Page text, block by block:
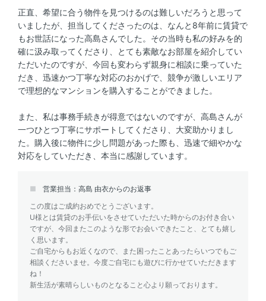
正直、希望に合う物件を見つけるのは難しいだろうと思って
いましたが、担当してくださったのは、なんと8年前に賃貸で
もお世話になった高島さんでした。その当時も私の好みを的
確に汲み取ってくださり、とても素敵なお部屋を紹介してい
ただいたのですが、今回も変わらず親身に相談に乗っていた
だき、迅速かつ丁寧な対応のおかげで、競争が激しいエリア
で理想的なマンションを購入することができました。
また、私は事務手続きが得意ではないのですが、高島さんが
一つひとつ丁寧にサポートしてくださり、大変助かりまし
た。購入後に物件に少し問題があった際も、迅速で細やかな
対応をしていただき、本当に感謝しています。
営業担当：高島 由衣からのお返事
この度はご成約おめでとうございます。
U様とは賃貸のお手伝いをさせていただいた時からのお付き合い
ですが、今回またこのような形でお会いできたこと、とても嬉し
く思います。
ご自宅からもお近くなので、また困ったことあったらいつでもご
相談くださいませ。今度ご自宅にも遊びに行かせていただきます
ね！
新生活が素晴らしいものとなること心より願っております。